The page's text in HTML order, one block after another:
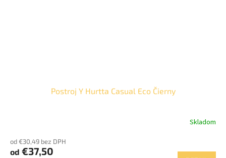
Postroj Y Hurtta Casual Eco Čierny
produktu
je
Skladom
od €30,49 bez DPH
od €37,50